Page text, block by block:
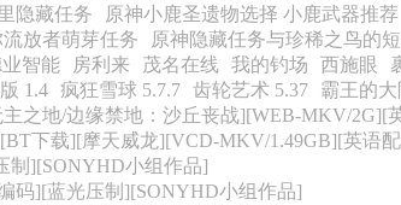
隐藏任务 原神小鹿圣遗物选择 小鹿武器推荐
放者萌芽任务 原神隐藏任务与珍稀之鸟的
智能 房利来 茂名在线 我的钓场 西施眼
1.4 疯狂雪球 5.7.7 齿轮艺术 5.37 霸王的大
之地/边缘禁地：沙丘丧战][WEB-MKV/2G][
[BT下载][摩天威龙][VCD-MKV/1.49GB][英语
制][SONYHD小组作品]
码][蓝光压制][SONYHD小组作品]